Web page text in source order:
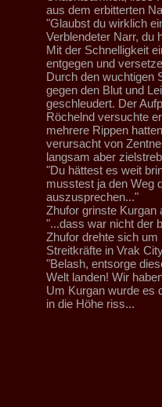
aus dem erbitterten
"Glaubst du wirklich
Verblendeter Narr, du
Mit der Schnelligkeit
entgegen und
Durch den wuchtigen
gegen den Blut und
geschleudert. Der
Röchelnd versuchte
mehrere Rippen
verursacht von
langsam aber
"Du hättest es weit
musstest ja den Weg
auszusprechen..."
Zhufor grinste
"...dass war nicht der
Zhufor drehte sich um
Streitkräfte in Vrak
"Belash, entsorge
Welt landen! Wir
Um Kurgan wurde es
in die Höhe riss...